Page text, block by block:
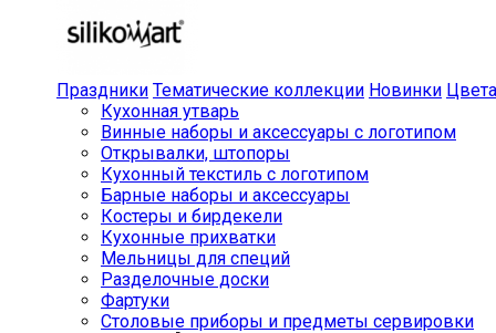
Праздники Тематические коллекции Новинки Цвета
Кухонная утварь
Винные наборы и аксессуары с логотипом
Открывалки, штопоры
Кухонный текстиль с логотипом
Барные наборы и аксессуары
Костеры и бирдекели
Кухонные прихватки
Мельницы для специй
Разделочные доски
Фартуки
Столовые приборы и предметы сервировки